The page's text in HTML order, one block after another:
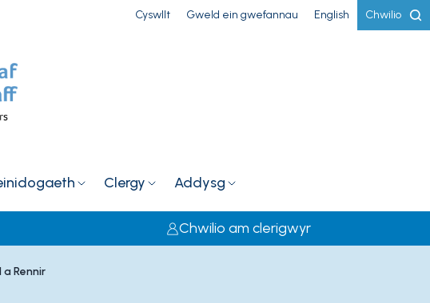
Cyswllt Gweld ein gwefannau English Chwilio
Clergy Addysg
Chwilio am clerigwyr
Rennir